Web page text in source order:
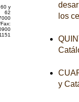
y
62
los
y